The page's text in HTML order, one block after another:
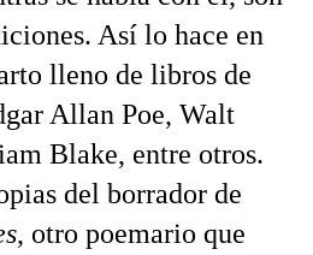
Así lo hace en
lleno de libros de
Allan Poe, Walt
Blake, entre otros.
del borrador de
, otro poemario que